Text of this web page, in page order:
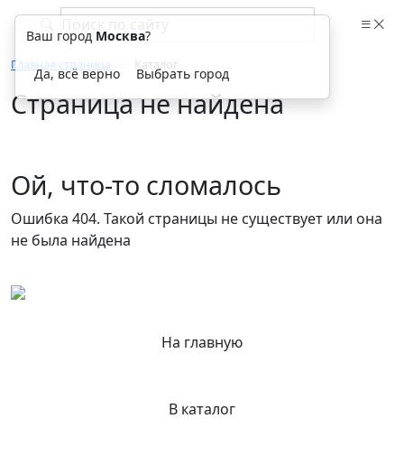
Главная страница Каталог
Страница не найдена
Ой, что-то сломалось
Ошибка 404. Такой страницы не существует или она
не была найдена
На главную
В каталог
Ваш город Москва?
Да, всё верно Выбрать город